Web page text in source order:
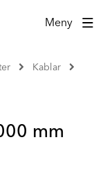
Meny
Kablar
mm